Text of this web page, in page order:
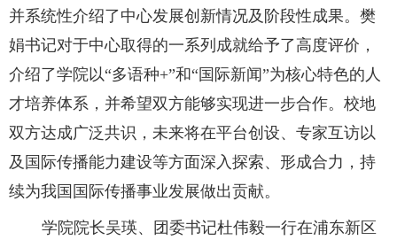
并系统性介绍了中心发展创新情况及阶段性成果。樊
娟书记对于中心取得的一系列成就给予了高度评价，
介绍了学院以“多语种+”和“国际新闻”为核心特色的人
才培养体系，并希望双方能够实现进一步合作。校地
双方达成广泛共识，未来将在平台创设、专家互访以
及国际传播能力建设等方面深入探索、形成合力，持
续为我国国际传播事业发展做出贡献。
学院院长吴瑛、团委书记杜伟毅一行在浦东新区